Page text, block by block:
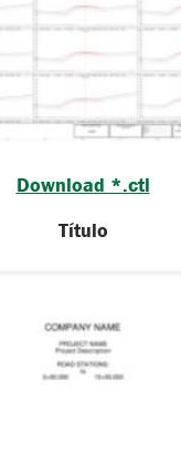
Download *.ctl
Título